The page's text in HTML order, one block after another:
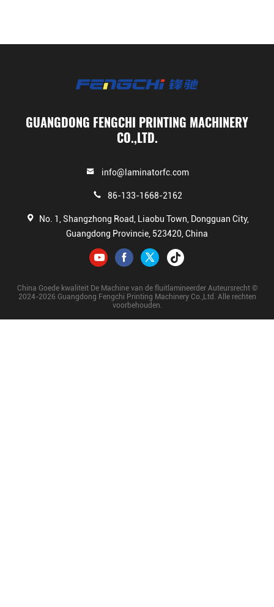
GUANGDONG FENGCHI PRINTING MACHINERY
CO.,LTD.
info@laminatorfc.com
86-133-1668-2162
No. 1, Shangzhong Road, Liaobu Town, Dongguan City,
Guangdong Provincie, 523420, China
China Goede kwaliteit De Machine van de fluitlamineerder Auteursrecht ©
2024-2026 Guangdong Fengchi Printing Machinery Co.,Ltd. Alle rechten
voorbehouden.